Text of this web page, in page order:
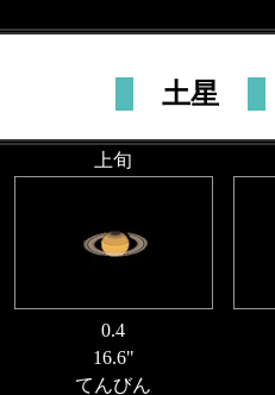
土星
上旬
0.4
16.6"
てんびん